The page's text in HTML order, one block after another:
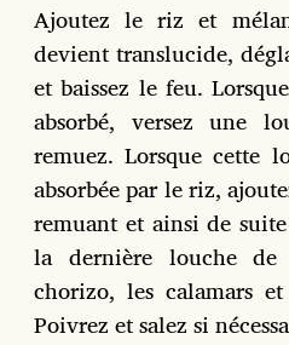
Ajoutez le riz et
devient translucide,
et baissez le feu.
absorbé, versez une
remuez. Lorsque cette
absorbée par le riz,
remuant et ainsi de
la dernière louche
chorizo, les calamars
Poivrez et salez si